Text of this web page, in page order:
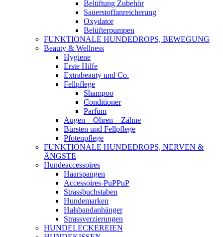
Belüftung Zubehör
Sauerstoffanreicherung
Oxydator
Belüfterpumpen
FUNKTIONALE HUNDEDROPS, BEWEGUNG
Beauty & Wellness
Hygiene
Erste Hilfe
Extrabeauty und Co.
Fellpflege
Shampoo
Conditioner
Parfum
Augen – Ohren – Zähne
Bürsten und Fellpflege
Pfotenpflege
FUNKTIONALE HUNDEDROPS, NERVEN &
ÄNGSTE
Hundeaccessoires
Haarspangen
Accessoires-PuPPuP
Strassbuchstaben
Hundemarken
Halsbandanhänger
Strassverzierungen
HUNDELECKEREIEN